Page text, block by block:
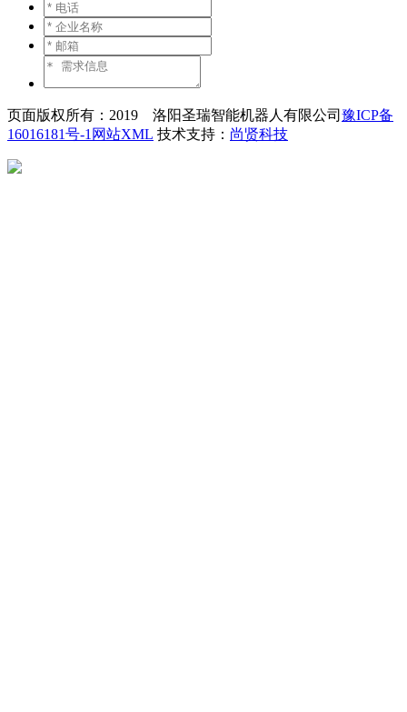
页面版权所有：2019 洛阳圣瑞智能机器人有限公司 豫ICP备
16016181号-1 网站XML 技术支持： 尚贤科技